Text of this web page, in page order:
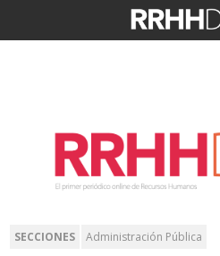
SECCIONES Administración Pública